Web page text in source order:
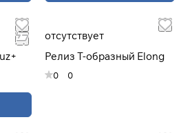
отсутствует
Релиз Т-образный Elong
0 0
раз в 2 недели